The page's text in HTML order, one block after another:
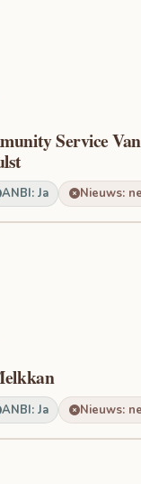
Service
ANBI: Ja Nieuws:
ANBI: Ja Nieuws: